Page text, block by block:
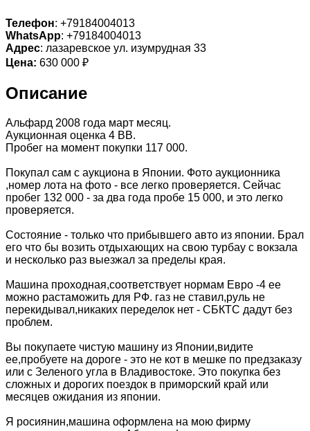
Телефон: +79184004013
WhatsApp: +79184004013
Адрес: лазаревское ул. изумрудная 33
Цена: 630 000 ₽
Описание
Альфард 2008 года март месяц.
Аукционная оценка 4 ВВ.
Пробег на момент покупки 117 000.
Покупал сам с аукциона в Японии. Фото аукционника
,номер лота на фото - все легко проверяется. Сейчас
пробег 132 000 - за два года пробе 15 000, и это легко
проверяется.
Состояние - только что прибывшего авто из японии. Брал
его что бы возить отдыхающих на свою турбау с вокзала
и несколько раз выезжал за пределы края.
Машина проходная,соответствует нормам Евро -4 ее
можно растаможить для РФ. газ не ставил,руль не
перекидывал,никаких переделок нет - СБКТС дадут без
проблем.
Вы покупаете чистую машину из Японии,видите
ее,пробуете на дороге - это не кот в мешке по предзаказу
или с Зеленого угла в Владивостоке. Это покупка без
сложных и дорогих поездок в приморский край или
месяцев ожидания из японии.
Я росиянин,машина оформлена на мою фирму